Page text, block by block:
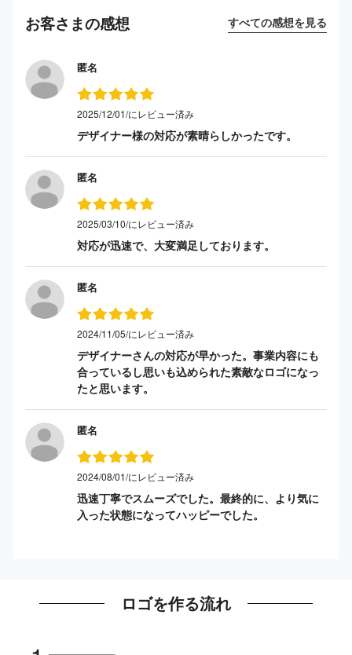
お客さまの感想 すべての感想を見る
匿名
2025/12/01/にレビュー済み
デザイナー様の対応が素晴らしかったです。
匿名
2025/03/10/にレビュー済み
対応が迅速で、大変満足しております。
匿名
2024/11/05/にレビュー済み
デザイナーさんの対応が早かった。事業内容にも
合っているし思いも込められた素敵なロゴになっ
たと思います。
匿名
2024/08/01/にレビュー済み
迅速丁寧でスムーズでした。最終的に、より気に
入った状態になってハッピーでした。
ロゴを作る流れ